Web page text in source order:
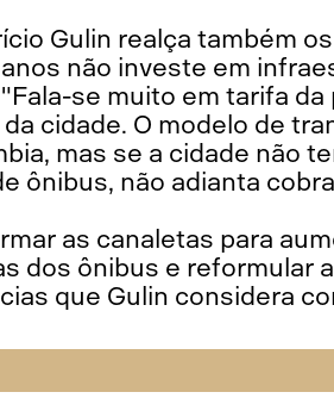
Gulin realça também
não investe em
se muito em tarifa
cidade. O modelo de
mas se a cidade não
ônibus, não adianta
as canaletas para
dos ônibus e reformular
que Gulin considera